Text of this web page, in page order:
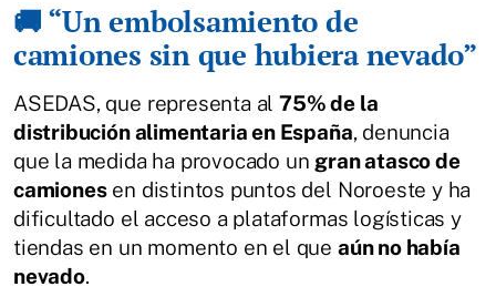
🚚 “Un embolsamiento de
camiones sin que hubiera nevado”
ASEDAS, que representa al75% de la
distribución alimentaria en España, denuncia
que la medida ha provocado un gran atasco de
camionesen distintos puntos del Noroeste y ha
dificultado el acceso a plataformas logísticas y
tiendas en un momento en el que aún no había
nevado.